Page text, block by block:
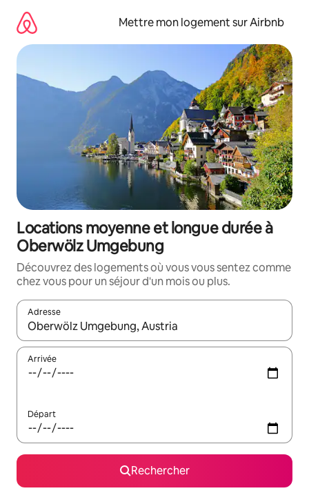
directement
contenu
Mettre mon logement sur Airbnb
Locations moyenne et longue durée à
Oberwölz Umgebung
Découvrez des logements où vous vous sentez comme
chez vous pour un séjour d'un mois ou plus.
Adresse
Lorsque les résultats s'affichent, utilisez les flèches vers le
Arrivée
Départ
Rechercher